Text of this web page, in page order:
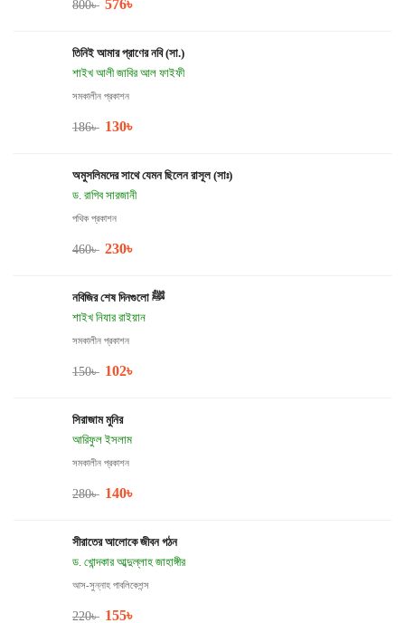
800৳ 576৳
তিনিই আমার প্রাণের নবি (সা.)
শাইখ আলী জাবির আল ফাইফী
সমকালীন প্রকাশন
186৳ 130৳
অমুসলিমদের সাথে যেমন ছিলেন রাসূল (সাঃ)
ড. রাগিব সারজানী
পথিক প্রকাশন
460৳ 230৳
নবিজির শেষ দিনগুলো ﷺ
শাইখ নিযার রাইয়ান
সমকালীন প্রকাশন
150৳ 102৳
সিরাজাম মুনির
আরিফুল ইসলাম
সমকালীন প্রকাশন
280৳ 140৳
সীরাতের আলোকে জীবন গঠন
ড. খোন্দকার আব্দুল্লাহ জাহাঙ্গীর
আস-সুন্নাহ পাবলিকেশন্স
220৳ 155৳